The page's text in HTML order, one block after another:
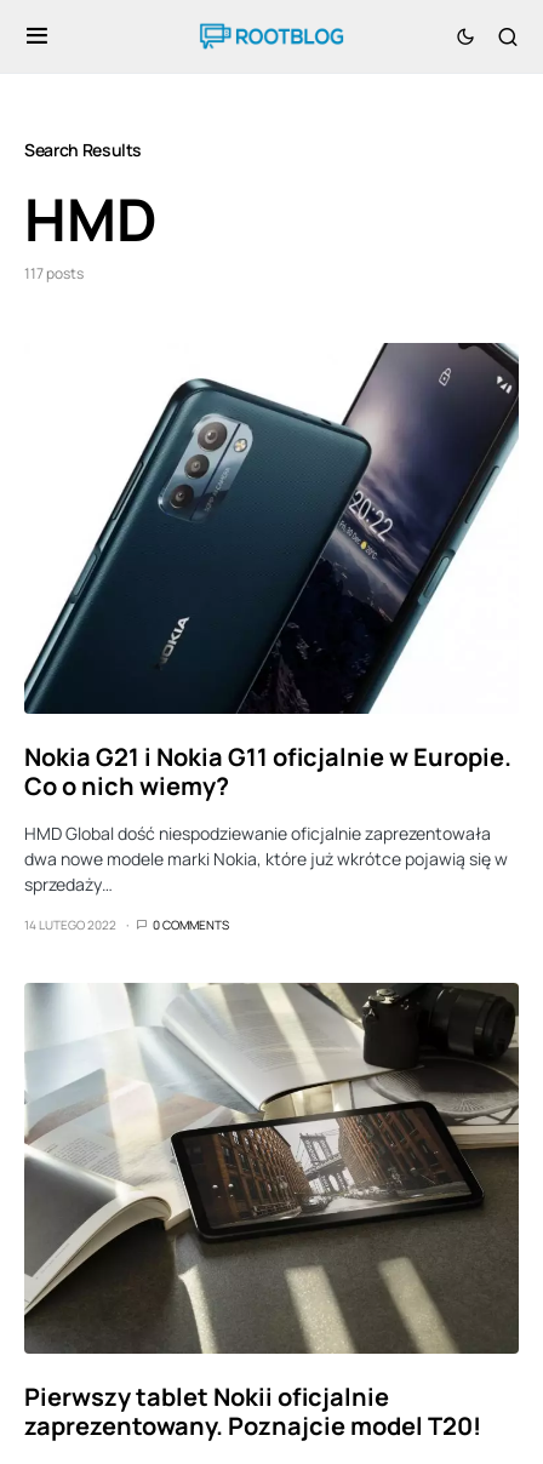
Search Results
HMD
117 posts
Nokia G21 i Nokia G11 oficjalnie w Europie.
Co o nich wiemy?
HMD Global dość niespodziewanie oficjalnie zaprezentowała
dwa nowe modele marki Nokia, które już wkrótce pojawią się w
sprzedaży…
14 LUTEGO 2022 0 COMMENTS
Pierwszy tablet Nokii oficjalnie
zaprezentowany. Poznajcie model T20!